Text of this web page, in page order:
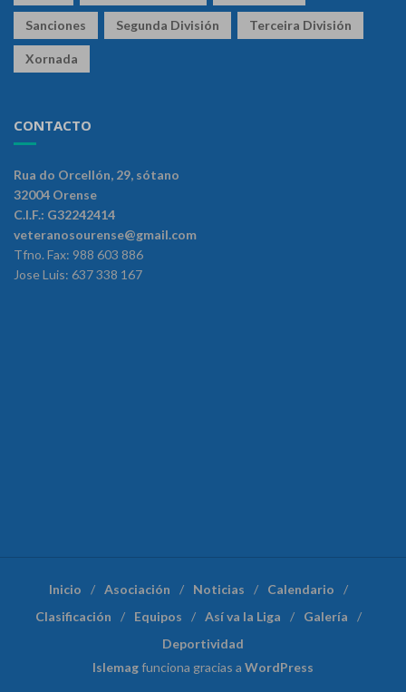
Sanciones Segunda División Terceira División
Xornada
CONTACTO
Rua do Orcellón, 29, sótano
32004 Orense
C.I.F.: G32242414
veteranosourense@gmail.com
Tfno. Fax: 988 603 886
Jose Luis: 637 338 167
Inicio Asociación Noticias
Calendario
Clasificación
Equipos Así va la Liga
Galería
Deportividad
Islemagfunciona gracias a WordPress